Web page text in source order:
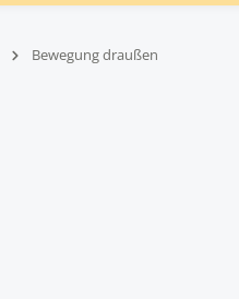
Bewegung draußen